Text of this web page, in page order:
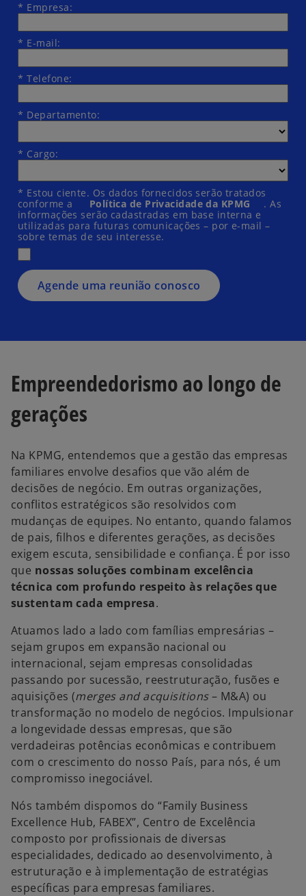
* Empresa:
* E-mail:
* Telefone:
* Departamento:
* Cargo:
* Estou ciente. Os dados fornecidos serão tratados
conforme a
Política de Privacidade da KPMG
. As
informações serão cadastradas em base interna e
utilizadas para futuras comunicações – por e-mail –
sobre temas de seu interesse.
Agende uma reunião conosco
Empreendedorismo ao longo de
gerações
Na KPMG, entendemos que a gestão das empresas
familiares envolve desafios que vão além de
decisões de negócio. Em outras organizações,
conflitos estratégicos são resolvidos com
mudanças de equipes. No entanto, quando falamos
de pais, filhos e diferentes gerações, as decisões
exigem escuta, sensibilidade e confiança. É por isso
que nossas soluções combinam excelência
técnica com profundo respeito às relações que
sustentam cada empresa.
Atuamos lado a lado com famílias empresárias –
sejam grupos em expansão nacional ou
internacional, sejam empresas consolidadas
passando por sucessão, reestruturação, fusões e
aquisições (merges and acquisitions– M&A) ou
transformação no modelo de negócios. Impulsionar
a longevidade dessas empresas, que são
verdadeiras potências econômicas e contribuem
com o crescimento do nosso País, para nós, é um
compromisso inegociável.
Nós também dispomos do “Family Business
Excellence Hub, FABEX”, Centro de Excelência
composto por profissionais de diversas
especialidades, dedicado ao desenvolvimento, à
estruturação e à implementação de estratégias
específicas para empresas familiares.